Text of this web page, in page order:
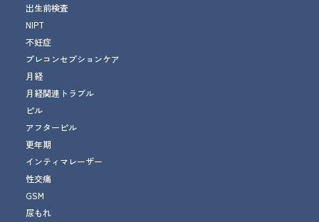
出生前検査
NIPT
不妊症
プレコンセプションケア
月経
月経関連トラブル
ピル
アフターピル
更年期
インティマレーザー
性交痛
GSM
尿もれ